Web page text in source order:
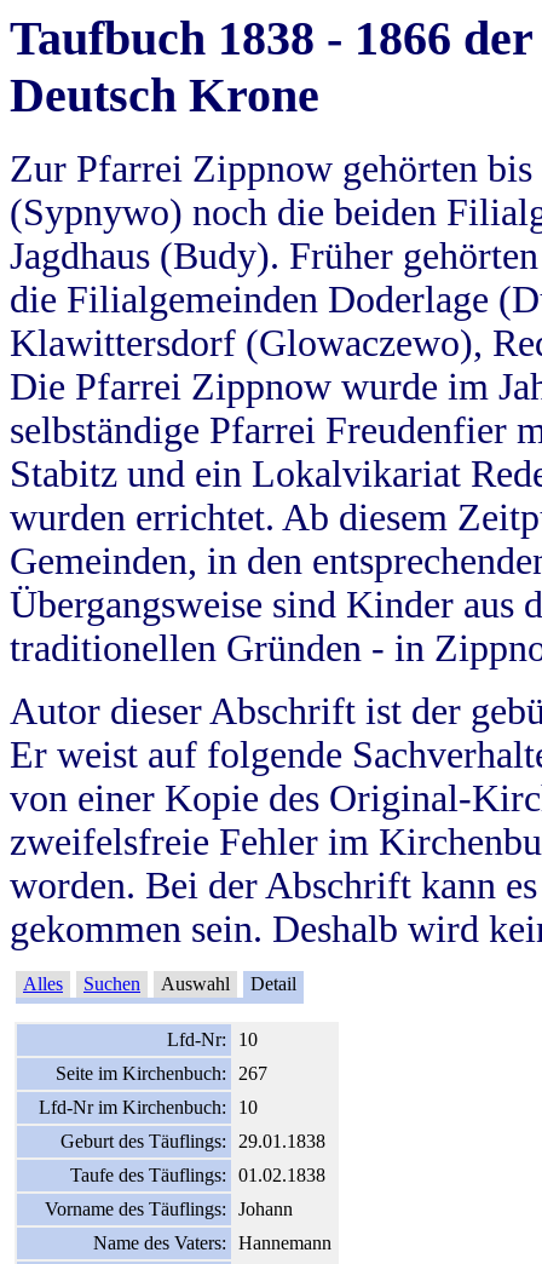
Taufbuch 1838 - 1866
Deutsch Krone
Zur Pfarrei Zippnow gehörten
(Sypnywo) noch die beiden
Jagdhaus (Budy). Früher
die Filialgemeinden Doderlage
Klawittersdorf (Glowaczewo),
Die Pfarrei Zippnow wurde im
selbständige Pfarrei Freudenfier
Stabitz und ein Lokalvikariat
wurden errichtet. Ab diesem
Gemeinden, in den
Übergangsweise sind Kinder aus
traditionellen Gründen - in
Autor dieser Abschrift ist der
Er weist auf folgende
von einer Kopie des Original-
zweifelsfreie Fehler im
worden. Bei der Abschrift kann
gekommen sein. Deshalb wird
Alles Suchen Auswahl Detail
Lfd-Nr:
10
Seite im Kirchenbuch:
267
Lfd-Nr im Kirchenbuch:
10
Geburt des Täuflings:
29.01.1838
Taufe des Täuflings:
01.02.1838
Vorname des Täuflings:
Johann
Name des Vaters:
Hannemann